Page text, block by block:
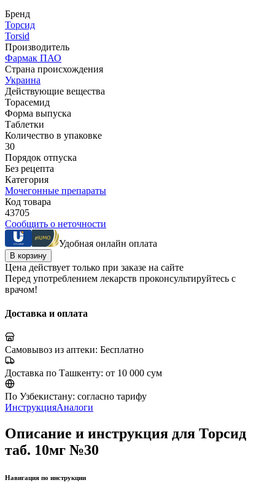
Бренд
Торсид
Torsid
Производитель
Фармак ПАО
Страна происхождения
Украина
Действующие вещества
Торасемид
Форма выпуска
Таблетки
Количество в упаковке
30
Порядок отпуска
Без рецепта
Категория
Мочегонные препараты
Код товара
43705
Сообщить о неточности
Удобная онлайн оплата
В корзину
Цена действует только при заказе на сайте
Перед употреблением лекарств проконсультируйтесь с
врачом!
Доставка и оплата
Самовывоз из аптеки: Бесплатно
Доставка по Ташкенту: от 10 000 сум
По Узбекистану: согласно тарифу
ИнструкцияАналоги
Описание и инструкция для Торсид
таб. 10мг №30
Навигация по инструкции